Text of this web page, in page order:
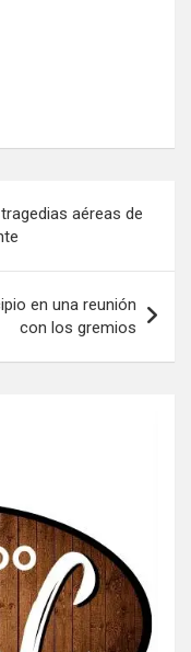
aéreas de
en una reunión
con los gremios